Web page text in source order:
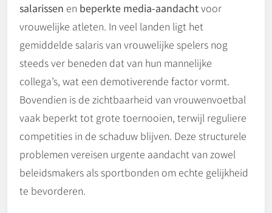
salarissen en beperkte media-aandachtvoor
vrouwelijke atleten. In veel landen ligt het
gemiddelde salaris van vrouwelijke spelers nog
steeds ver beneden dat van hun mannelijke
collega’s, wat een demotiverende factor vormt.
Bovendien is de zichtbaarheid van vrouwenvoetbal
vaak beperkt tot grote toernooien, terwijl reguliere
competities in de schaduw blijven. Deze structurele
problemen vereisen urgente aandacht van zowel
beleidsmakers als sportbonden om echte gelijkheid
te bevorderen.